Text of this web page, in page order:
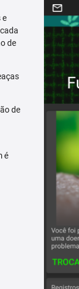
e
de
de
é